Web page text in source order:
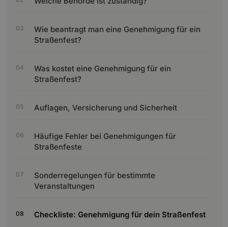
Wie beantragt man eine Genehmigung für ein
Straßenfest?
Was kostet eine Genehmigung für ein
Straßenfest?
Auflagen, Versicherung und Sicherheit
Häufige Fehler bei Genehmigungen für
Straßenfeste
Sonderregelungen für bestimmte
Veranstaltungen
Checkliste: Genehmigung für dein Straßenfest